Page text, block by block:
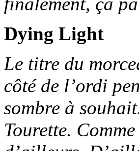
Dying Light
Le titre du
côté de l’ordi
sombre à
Tourette.